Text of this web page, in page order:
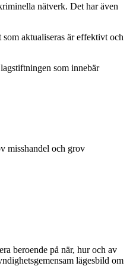
nätverk. Det har även
aktualiseras är effektivt och
som innebär
misshandel och grov
beroende på när, hur och av
lägesbild om